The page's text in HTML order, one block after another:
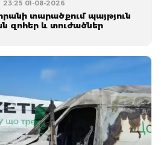
23:25 01-08-2026
տարածքում պայթյուն
զոհեր և տուժածներ